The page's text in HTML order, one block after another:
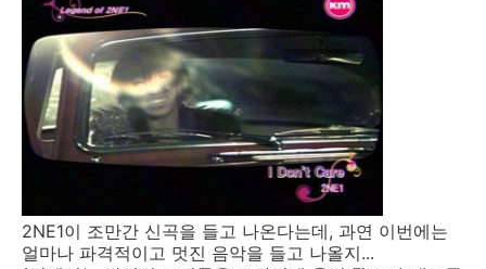
2NE1이 조만간 신곡을 들고 나온다는데, 과연 이번에는
얼마나 파격적이고 멋진 음악을 들고 나올지...